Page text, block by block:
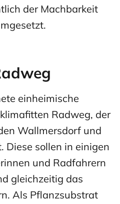
der Machbarkeit
einheimische
Radweg, der
Wallmersdorf und
Diese sollen in einigen
und Radfahrern
gleichzeitig das
Als Pflanzsubstrat